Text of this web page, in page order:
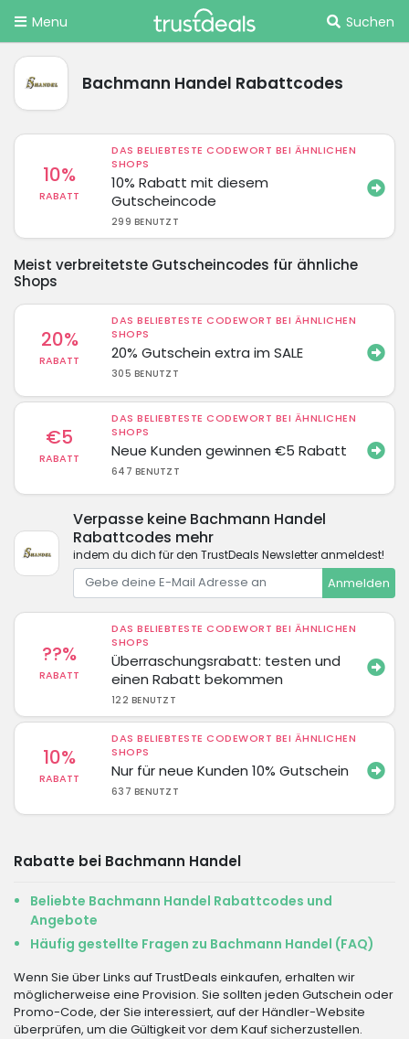
Menu Suchen
Bachmann Handel Rabattcodes
10%
RABATT
DAS BELIEBTESTE CODEWORT BEI ÄHNLICHEN
SHOPS
10% Rabatt mit diesem
Gutscheincode
299 BENUTZT
Meist verbreitetste Gutscheincodes für ähnliche
Shops
20%
RABATT
DAS BELIEBTESTE CODEWORT BEI ÄHNLICHEN
SHOPS
20% Gutschein extra im SALE
305 BENUTZT
€5
RABATT
DAS BELIEBTESTE CODEWORT BEI ÄHNLICHEN
SHOPS
Neue Kunden gewinnen €5 Rabatt
647 BENUTZT
Verpasse keine Bachmann Handel
Rabattcodes mehr
indem du dich für den TrustDeals Newsletter anmeldest!
Anmelden
??%
RABATT
DAS BELIEBTESTE CODEWORT BEI ÄHNLICHEN
SHOPS
Überraschungsrabatt: testen und
einen Rabatt bekommen
122 BENUTZT
10%
RABATT
DAS BELIEBTESTE CODEWORT BEI ÄHNLICHEN
SHOPS
Nur für neue Kunden 10% Gutschein
637 BENUTZT
Rabatte bei Bachmann Handel
Beliebte Bachmann Handel Rabattcodes und
Angebote
Häufig gestellte Fragen zu Bachmann Handel (FAQ)
Wenn Sie über Links auf TrustDeals einkaufen, erhalten wir
möglicherweise eine Provision. Sie sollten jeden Gutschein oder
Promo-Code, der Sie interessiert, auf der Händler-Website
überprüfen, um die Gültigkeit vor dem Kauf sicherzustellen.